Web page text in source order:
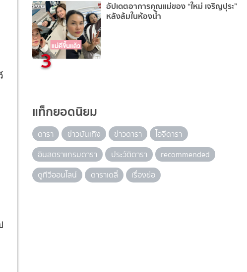
3
อัปเดตอาการคุณแม่ของ “ใหม่ เจริญปุระ”
หลังล้มในห้องน้ำ
แท็กยอดนิยม
ดารา ข่าวบันเทิง ข่าวดารา
ไอจีดารา
อินสตราแกรมดารา
ประวัติดารา
recommended
ดูทีวีออนไลน์
ดาราเดลี่ เรื่องย่อ